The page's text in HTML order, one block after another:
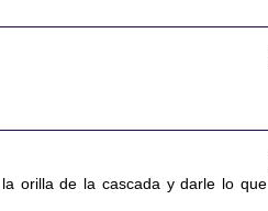
orilla de la cascada y darle lo que